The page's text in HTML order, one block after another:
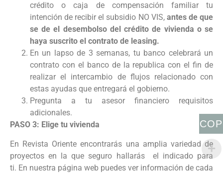
crédito o caja de compensación familiar tu
intención de recibir el subsidio NO VIS, antes de que
se de el desembolso del crédito de vivienda o se
haya suscrito el contrato de leasing.
En un lapso de 3 semanas, tu banco celebrará un
contrato con el banco de la republica con el fin de
realizar el intercambio de flujos relacionado con
estas ayudas que entregará el gobierno.
Pregunta a tu asesor financiero requisitos
adicionales.
PASO 3: Elige tu vivienda
En Revista Oriente encontrarás una amplia variedad de
proyectos en la que seguro hallarás el indicado para
ti. En nuestra página web puedes ver información de cada
COP